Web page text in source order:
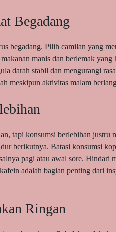
Begadang
begadang. Pilih camilan yang
manis dan berlemak yang
darah stabil dan mengurangi
meskipun aktivitas malam
tapi konsumsi berlebihan justru
berikutnya. Batasi konsumsi
pagi atau awal sore. Hindari
adalah bagian penting dari
Ringan